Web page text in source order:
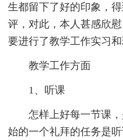
生都留下了好的印象，
评，对此，本人甚感欣
要进行了教学工作实习和
教学工作方面
1、听课
怎样上好每一节课
始的一个礼拜的任务是